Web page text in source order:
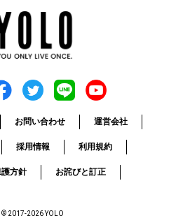
お問い合わせ 運営会社
採用情報 利用規約
方針 お詫びと訂正
© 2017-2026 YOLO